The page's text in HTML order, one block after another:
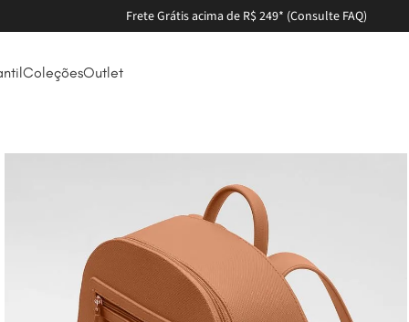
Parcele em até 6X sem juros
ColeçõesOutlet